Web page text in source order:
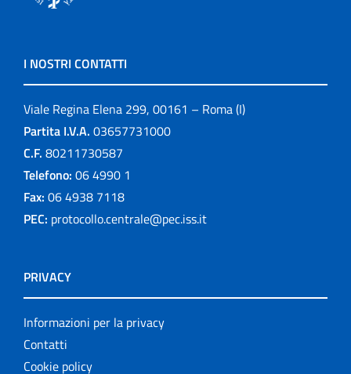
I NOSTRI CONTATTI
Viale Regina Elena 299, 00161 – Roma (I)
Partita I.V.A. 03657731000
C.F. 80211730587
Telefono: 06 4990 1
Fax: 06 4938 7118
PEC: protocollo.centrale@pec.iss.it
PRIVACY
Informazioni per la privacy
Contatti
Cookie policy